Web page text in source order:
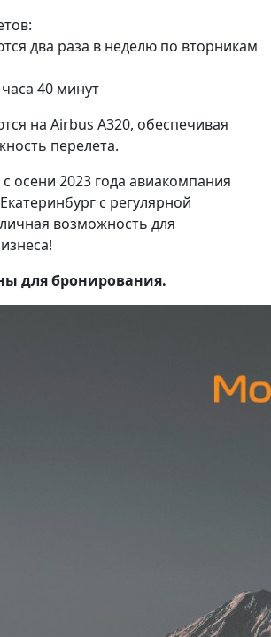
два раза в неделю по вторникам
40 минут
на Airbus A320, обеспечивая
перелета.
осени 2023 года авиакомпания
с регулярной
возможность для
для бронирования.